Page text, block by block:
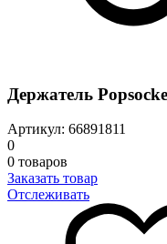
Держатель
Артикул: 66891811
0
0 товаров
Заказать товар
Отслеживать